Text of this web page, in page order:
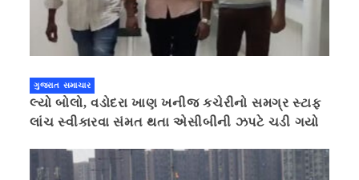
ગુજરાત સમાચાર
લ્યો બોલો, વડોદરા ખાણ ખનીજ કચેરીનો સમગ્ર સ્ટાફ
લાંચ સ્વીકારવા સંમત થતા એસીબીની ઝપટે ચડી ગયો